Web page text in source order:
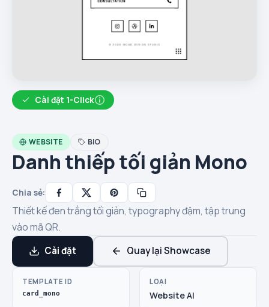
Cài đặt 1-Click
WEBSITE BIO
Danh thiếp tối giản Mono
Chia sẻ:
Thiết kế đen trắng tối giản, typography đậm, tập trung
vào mã QR.
Cài đặt Quay lại Showcase
TEMPLATE ID
card_mono
LOẠI
Website AI